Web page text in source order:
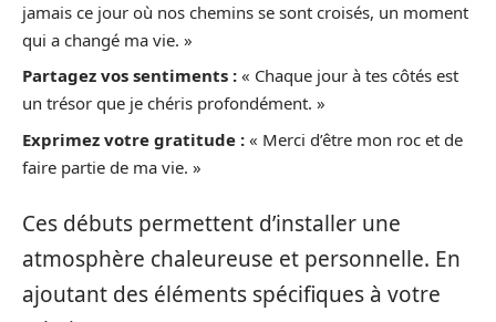
jamais ce jour où nos chemins se sont croisés, un moment
qui a changé ma vie. »
Partagez vos sentiments : « Chaque jour à tes côtés est
un trésor que je chéris profondément. »
Exprimez votre gratitude : « Merci d’être mon roc et de
faire partie de ma vie. »
Ces débuts permettent d’installer une
atmosphère chaleureuse et personnelle. En
ajoutant des éléments spécifiques à votre